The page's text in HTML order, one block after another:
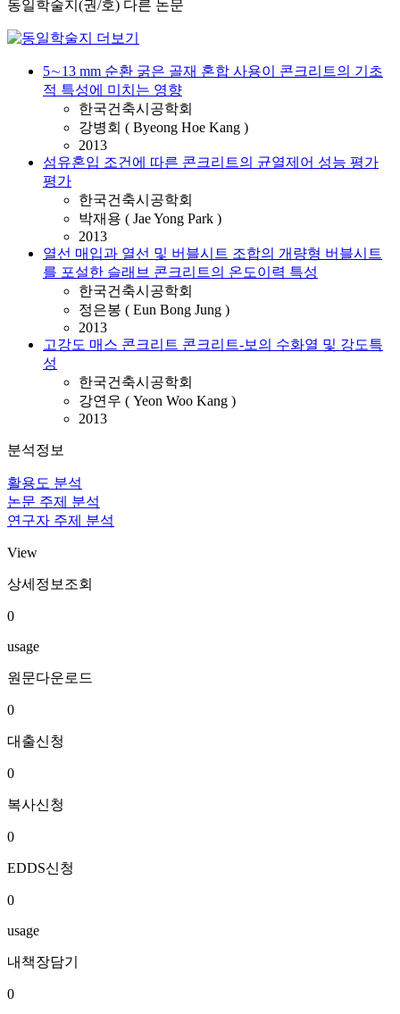
동일학술지(권/호) 다른 논문
5∼13 mm 순환 굵은 골재 혼합 사용이 콘크리트의 기초
적 특성에 미치는 영향
한국건축시공학회
강병회 ( Byeong Hoe Kang )
2013
섬유혼입 조건에 따른 콘크리트의 균열제어 성능 평가
평가
한국건축시공학회
박재용 ( Jae Yong Park )
2013
열선 매입과 열선 및 버블시트 조합의 개량형 버블시트
를 포설한 슬래브 콘크리트의 온도이력 특성
한국건축시공학회
정은봉 ( Eun Bong Jung )
2013
고강도 매스 콘크리트 콘크리트-보의 수화열 및 강도특
성
한국건축시공학회
강연우 ( Yeon Woo Kang )
2013
분석정보
활용도 분석
논문 주제 분석
연구자 주제 분석
View
상세정보조회
0
usage
원문다운로드
0
대출신청
0
복사신청
0
EDDS신청
0
usage
내책장담기
0